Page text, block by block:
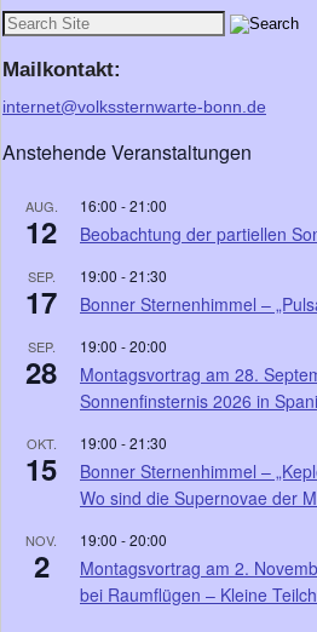
Mailkontakt:
internet@volkssternwarte-bonn.de
Anstehende Veranstaltungen
AUG.
12
16:00 -21:00
Beobachtung der partiellen
SEP.
17
19:00 -21:30
Bonner Sternenhimmel –
SEP.
28
19:00 -20:00
Montagsvortrag am 28.
Sonnenfinsternis 2026 in
OKT.
15
19:00 -21:30
Bonner Sternenhimmel –
Wo sind die Supernovae der
NOV.
2
19:00 -20:00
Montagsvortrag am 2.
bei Raumflügen – Kleine